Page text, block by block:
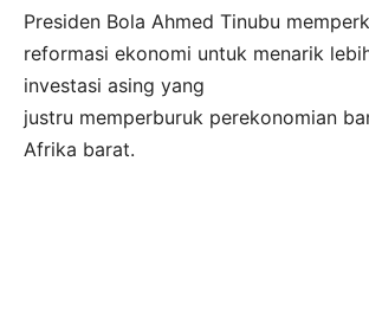
Presiden Bola Ahmed Tinubu
reformasi ekonomi untuk menarik
investasi asing yang
justru memperburuk perekonomian
Afrika barat.